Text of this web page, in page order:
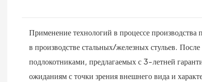
Применение технологий в процессе производства
в производстве стальных/железных стульев.
подлокотниками, предлагаемых с 3-летней
ожиданиям с точки зрения внешнего вида и